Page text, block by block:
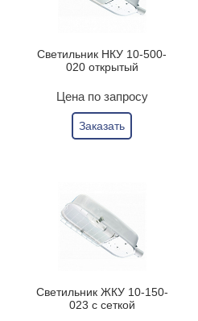
Светильник НКУ 10-500-
020 открытый
Цена по запросу
Заказать
Светильник ЖКУ 10-150-
023 с сеткой